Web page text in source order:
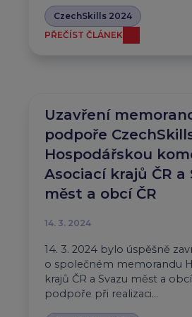
CzechSkills 2024
PŘEČÍST ČLÁNEK
Uzavření
podpoře
Hospodářskou
Asociací krajů ČR a
měst a obcí ČR
14. 3. 2024
14. 3. 2024 bylo úspěšně
o společném memorandu
krajů ČR a Svazu měst a
podpoře při realizaci…